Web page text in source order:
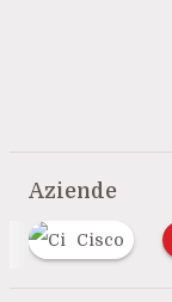
Aziende
Cisco